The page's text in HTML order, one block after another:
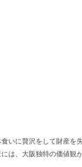
いに贅沢をして財産を
は、大阪独特の価値観